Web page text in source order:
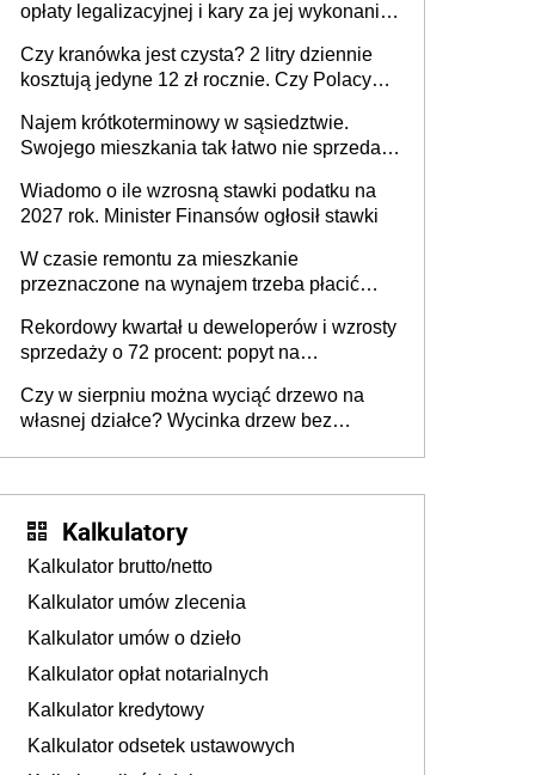
opłaty legalizacyjnej i kary za jej wykonanie,
Czy kranówka jest czysta? 2 litry dziennie
kosztują jedyne 12 zł rocznie. Czy Polacy
Najem krótkoterminowy w sąsiedztwie.
Swojego mieszkania tak łatwo nie sprzedaż
Wiadomo o ile wzrosną stawki podatku na
2027 rok. Minister Finansów ogłosił stawki
W czasie remontu za mieszkanie
przeznaczone na wynajem trzeba płacić
realizuje w nim potrzeb mieszkaniowych
Rekordowy kwartał u deweloperów i wzrosty
sprzedaży o 72 procent: popyt na
Czy w sierpniu można wyciąć drzewo na
własnej działce? Wycinka drzew bez
Kalkulatory
Kalkulator brutto/netto
Kalkulator umów zlecenia
Kalkulator umów o dzieło
Kalkulator opłat notarialnych
Kalkulator kredytowy
Kalkulator odsetek ustawowych